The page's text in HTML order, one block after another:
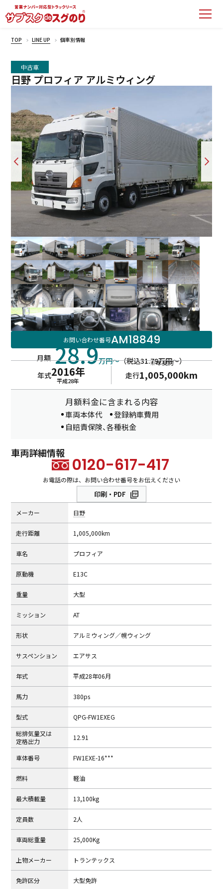
TOP LINE UP 個車別情報
車両詳細情報
メーカー 日野
⾛⾏距離 1,005,000km
⾞名 プロフィア
原動機 E13C
重量 大型
ミッション AT
形状 アルミウィング／幌ウィング
サスペンション エアサス
年式 平成28年06月
⾺⼒ 380ps
型式
QPG-FW1EXEG
総排気量⼜は
定格出⼒
12.91
⾞体番号 FW1EXE-16***
燃料 軽油
最⼤積載量 13,100kg
定員数 2人
⾞両総重量 25,000Kg
上物メーカー トランテックス
免許区分 大型免許
中古車
日野 プロフィア アルミウィング
お問い合わせ番号AM18849
月額 28.9万円～（税込31.79万円～）
※年契約
年式2016年
平成28年
走行1,005,000km
月額料金に含まれる内容
車両本体代
登録納車費用
自賠責保険、各種税金
0120-617-417
お電話の際は、お問い合わせ番号をお伝えください
印刷・PDF